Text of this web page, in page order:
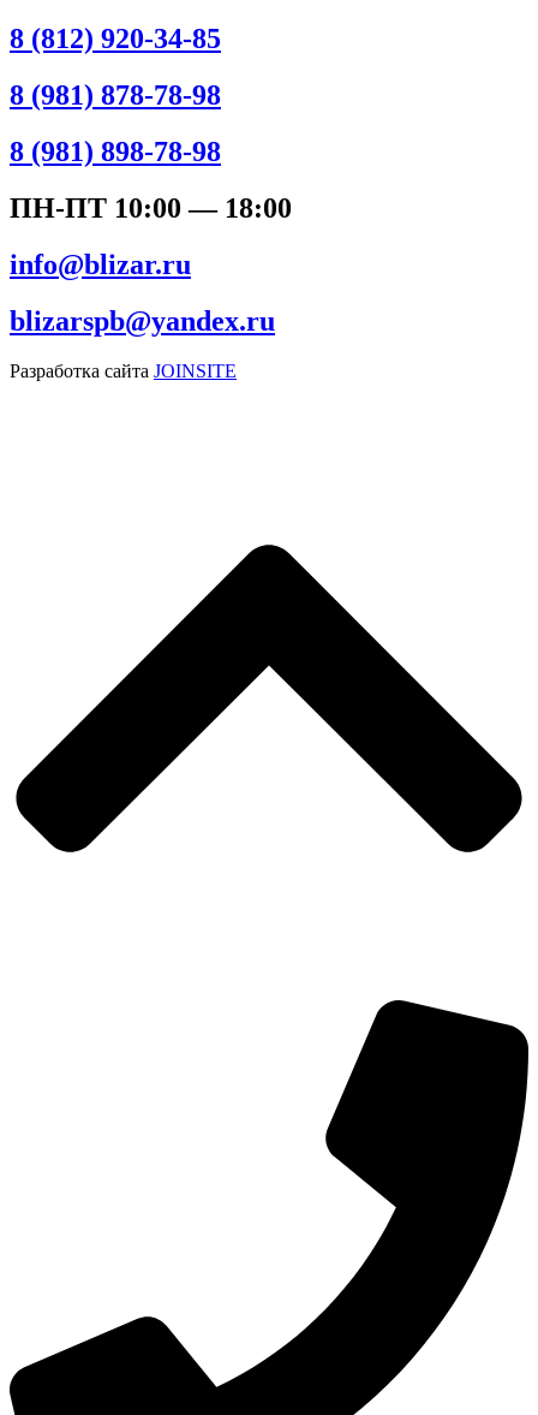
8 (812) 920-34-85
8 (981) 878-78-98
8 (981) 898-78-98
ПН-ПТ 10:00 — 18:00
info@blizar.ru
blizarspb@yandex.ru
Разработка сайта JOINSITE